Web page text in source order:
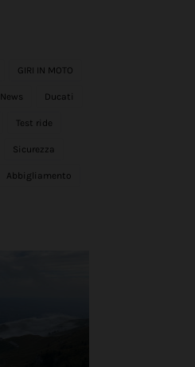
GIRI IN MOTO
News Ducati
Test ride
Sicurezza
Abbigliamento